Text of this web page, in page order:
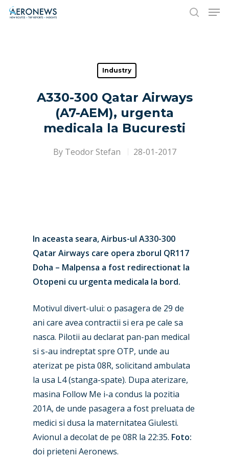
Hit enter to search or ESC to close
Industry
A330-300 Qatar Airways
(A7-AEM), urgenta
medicala la Bucuresti
By Teodor Stefan 28-01-2017
In aceasta seara, Airbus-ul A330-300
Qatar Airways care opera zborul QR117
Doha – Malpensa a fost redirectionat la
Otopeni cu urgenta medicala la bord.
Motivul divert-ului: o pasagera de 29 de
ani care avea contractii si era pe cale sa
nasca. Pilotii au declarat pan-pan medical
si s-au indreptat spre OTP, unde au
aterizat pe pista 08R, solicitand ambulata
la usa L4 (stanga-spate). Dupa aterizare,
masina Follow Me i-a condus la pozitia
201A, de unde pasagera a fost preluata de
medici si dusa la maternitatea Giulesti.
Avionul a decolat de pe 08R la 22:35. Foto:
doi prieteni Aeronews.